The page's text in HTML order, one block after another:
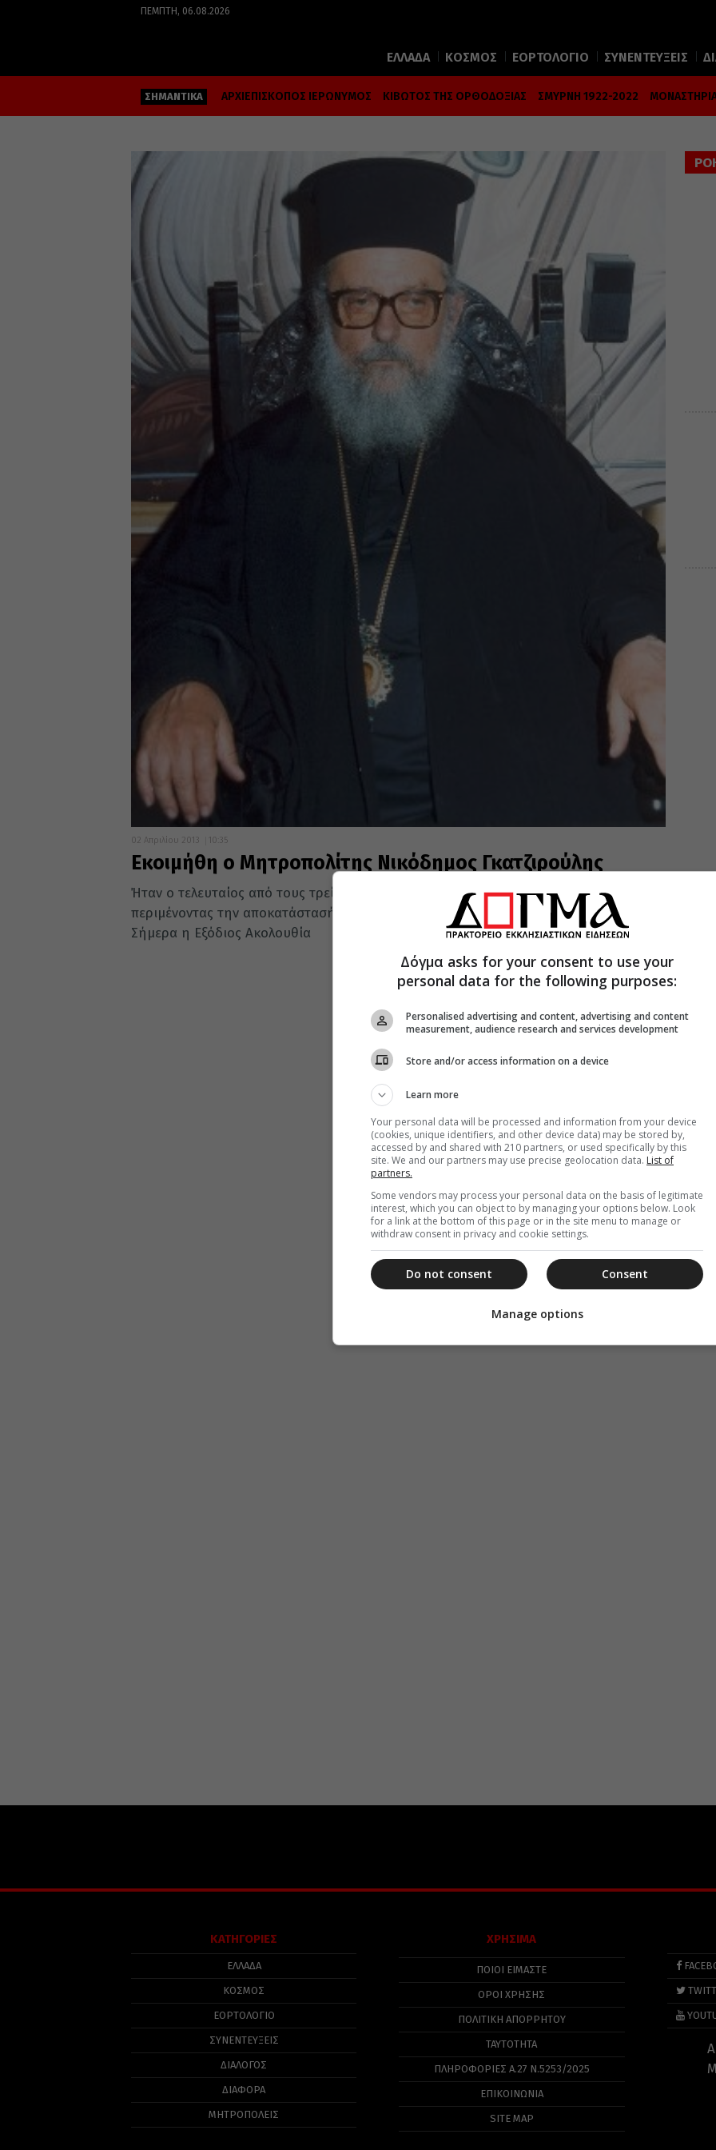
ΠΈΜΠΤΗ, 06.08.2026
ΕΛΛΑΔΑ ΚΟΣΜΟΣ ΕΟΡΤΟΛΟΓΙΟ ΣΥΝΕΝΤΕΥΞΕΙΣ
ΣΗΜΑΝΤΙΚΑ ΑΡΧΙΕΠΙΣΚΟΠΟΣ ΙΕΡΩΝΥΜΟΣ ΚΙΒΩΤΟΣ ΤΗΣ ΟΡΘΟΔΟΞΙΑΣ ΣΜΥΡΝΗ 1922-2022
02 Απριλίου 2013 10:35
Εκοιμήθη ο Μητροπολίτης Νικόδημος Γκατζιρούλης
Ήταν ο τελευταίος από τους τρείς (Λαρίσης, Θεσσαλιώτιδος, Αττικής) που πέθανε
περιμένοντας την αποκατάστασή του.&#160;
Σήμερα η Εξόδιος Ακολουθία
ΚΑΤΗΓΟΡΙΕΣ
ΕΛΛΑΔΑ
ΚΟΣΜΟΣ
ΕΟΡΤΟΛΟΓΙΟ
ΣΥΝΕΝΤΕΥΞΕΙΣ
ΔΙΑΛΟΓΟΣ
ΔΙΑΦΟΡΑ
ΜΗΤΡΟΠΟΛΕΙΣ
ΧΡΗΣΙΜΑ
ΠΟΙΟΙ ΕΙΜΑΣΤΕ
ΟΡΟΙ ΧΡΗΣΗΣ
ΠΟΛΙΤΙΚΉ ΑΠΟΡΡΉΤΟΥ
ΤΑΥΤΟΤΗΤΑ
ΠΛΗΡΟΦΟΡΊΕΣ Α.27 Ν.5253/2025
ΕΠΙΚΟΙΝΩΝΙΑ
SITE MAP
Δόγμα asks for your consent to use your
personal data for the following purposes:
Personalised advertising and content, advertising and content
measurement, audience research and services development
Store and/or access information on a device
Learn more
Your personal data will be processed and information from your device
(cookies, unique identifiers, and other device data) may be stored by,
accessed by and shared with 210 partners, or used specifically by this
site. We and our partners may use precise geolocation data. List of
partners.
Some vendors may process your personal data on the basis of legitimate
interest, which you can object to by managing your options below. Look
for a link at the bottom of this page or in the site menu to manage or
withdraw consent in privacy and cookie settings.
Consent
Do not consent
Manage options